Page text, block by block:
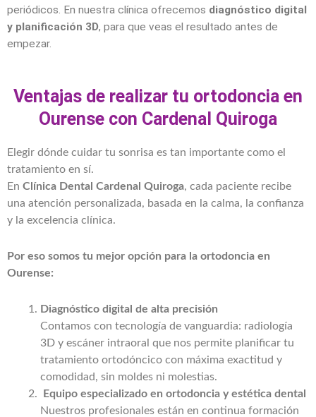
periódicos. En nuestra clínica ofrecemos diagnóstico digital
y planificación 3D, para que veas el resultado antes de
empezar.
Ventajas de realizar tu ortodoncia en
Ourense con Cardenal Quiroga
Elegir dónde cuidar tu sonrisa es tan importante como el
tratamiento en sí.
En Clínica Dental Cardenal Quiroga, cada paciente recibe
una atención personalizada, basada en la calma, la confianza
y la excelencia clínica.
Por eso somos tu mejor opción para la ortodoncia en
Ourense:
Diagnóstico digital de alta precisión
Contamos con tecnología de vanguardia: radiología
3D y escáner intraoral que nos permite planificar tu
tratamiento ortodóncico con máxima exactitud y
comodidad, sin moldes ni molestias.
Equipo especializado en ortodoncia y estética dental
Nuestros profesionales están en continua formación